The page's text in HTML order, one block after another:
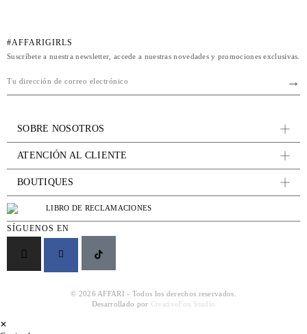
#AFFARIGIRLS
Suscríbete a nuestra newsletter, accede a nuestras novedades y promociones exclusivas.
SOBRE NOSOTROS
ATENCIÓN AL CLIENTE
BOUTIQUES
LIBRO DE RECLAMACIONES
SÍGUENOS EN
© 2026 AFFARI - Todos los derechos reservados.
Desarrollado por CreativeFox Studio
✕